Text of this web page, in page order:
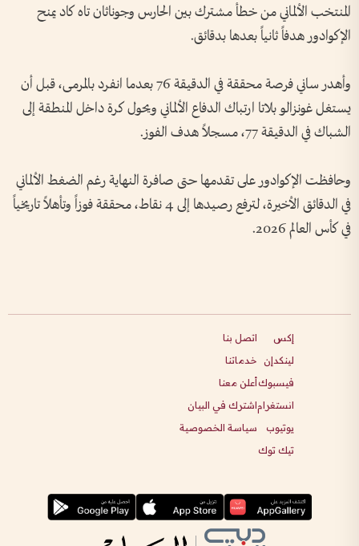
المنتخب الألماني من خطأ مشترك بين الحارس وجوناثان تاه كاد يمنح
الإكوادور هدفاً ثانياً بعدها بدقائق.
وأهدر ساني فرصة محققة في الدقيقة 76 بعدما انفرد بالمرمى، قبل أن
يستغل غونزالو بلاتا ارتباك الدفاع الألماني ويحول كرة داخل المنطقة إلى
الشباك في الدقيقة 77، مسجلاً هدف الفوز.
وحافظت الإكوادور على تقدمها حتى صافرة النهاية رغم الضغط الألماني
في الدقائق الأخيرة، لترفع رصيدها إلى 4 نقاط، محققة فوزاً وتأهلاً تاريخياً
في كأس العالم 2026.
إكس
لينكدإن
فيسبوك
انستغرام
يوتيوب
تيك توك
اتصل بنا
خدماتنا
أعلن معنا
اشترك في البيان
سياسة الخصوصية